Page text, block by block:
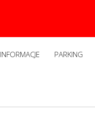
INFORMACJE PARKING